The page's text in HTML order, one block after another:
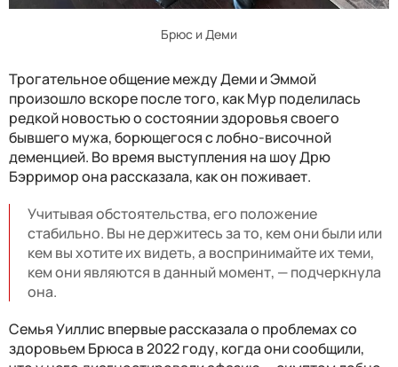
Брюс и Деми
Трогательное общение между Деми и Эммой
произошло вскоре после того, как Мур поделилась
редкой новостью о состоянии здоровья своего
бывшего мужа, борющегося с лобно-височной
деменцией. Во время выступления на шоу Дрю
Бэрримор она рассказала, как он поживает.
Учитывая обстоятельства, его положение
стабильно. Вы не держитесь за то, кем они были или
кем вы хотите их видеть, а воспринимайте их теми,
кем они являются в данный момент, — подчеркнула
она.
Семья Уиллис впервые рассказала о проблемах со
здоровьем Брюса в 2022 году, когда они сообщили,